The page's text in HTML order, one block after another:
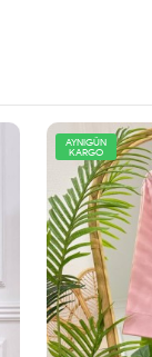
AYNIGÜN
KARGO